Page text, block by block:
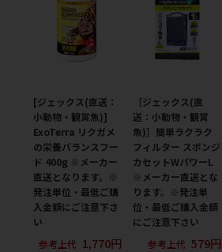
[ジェックス(直送：
小動物・観賞魚)]
ExoTerra リクガメ
の栄養バランスフー
ド 400g ※メーカー
直送となります。※
発注単位・最低ご購
入金額にご注意下さ
い
参考上代 1,770円
［ジェックス(直
送：小動物・観賞
魚)］簡単ラクラク
フィルター スポンジ
カセットWパワーL
※メーカー直送とな
ります。※発注単
位・最低ご購入金額
にご注意下さい
参考上代 579円